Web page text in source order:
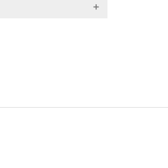
a futárral. A sérült
a jegyzőkönyv elkészült,